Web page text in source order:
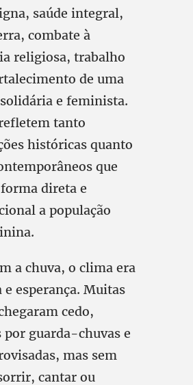
saúde integral,
combate à
religiosa, trabalho
de uma
e feminista.
tanto
históricas quanto
que
direta e
a população
a chuva, o clima era
esperança. Muitas
cedo,
por guarda-chuvas e
mas sem
cantar ou